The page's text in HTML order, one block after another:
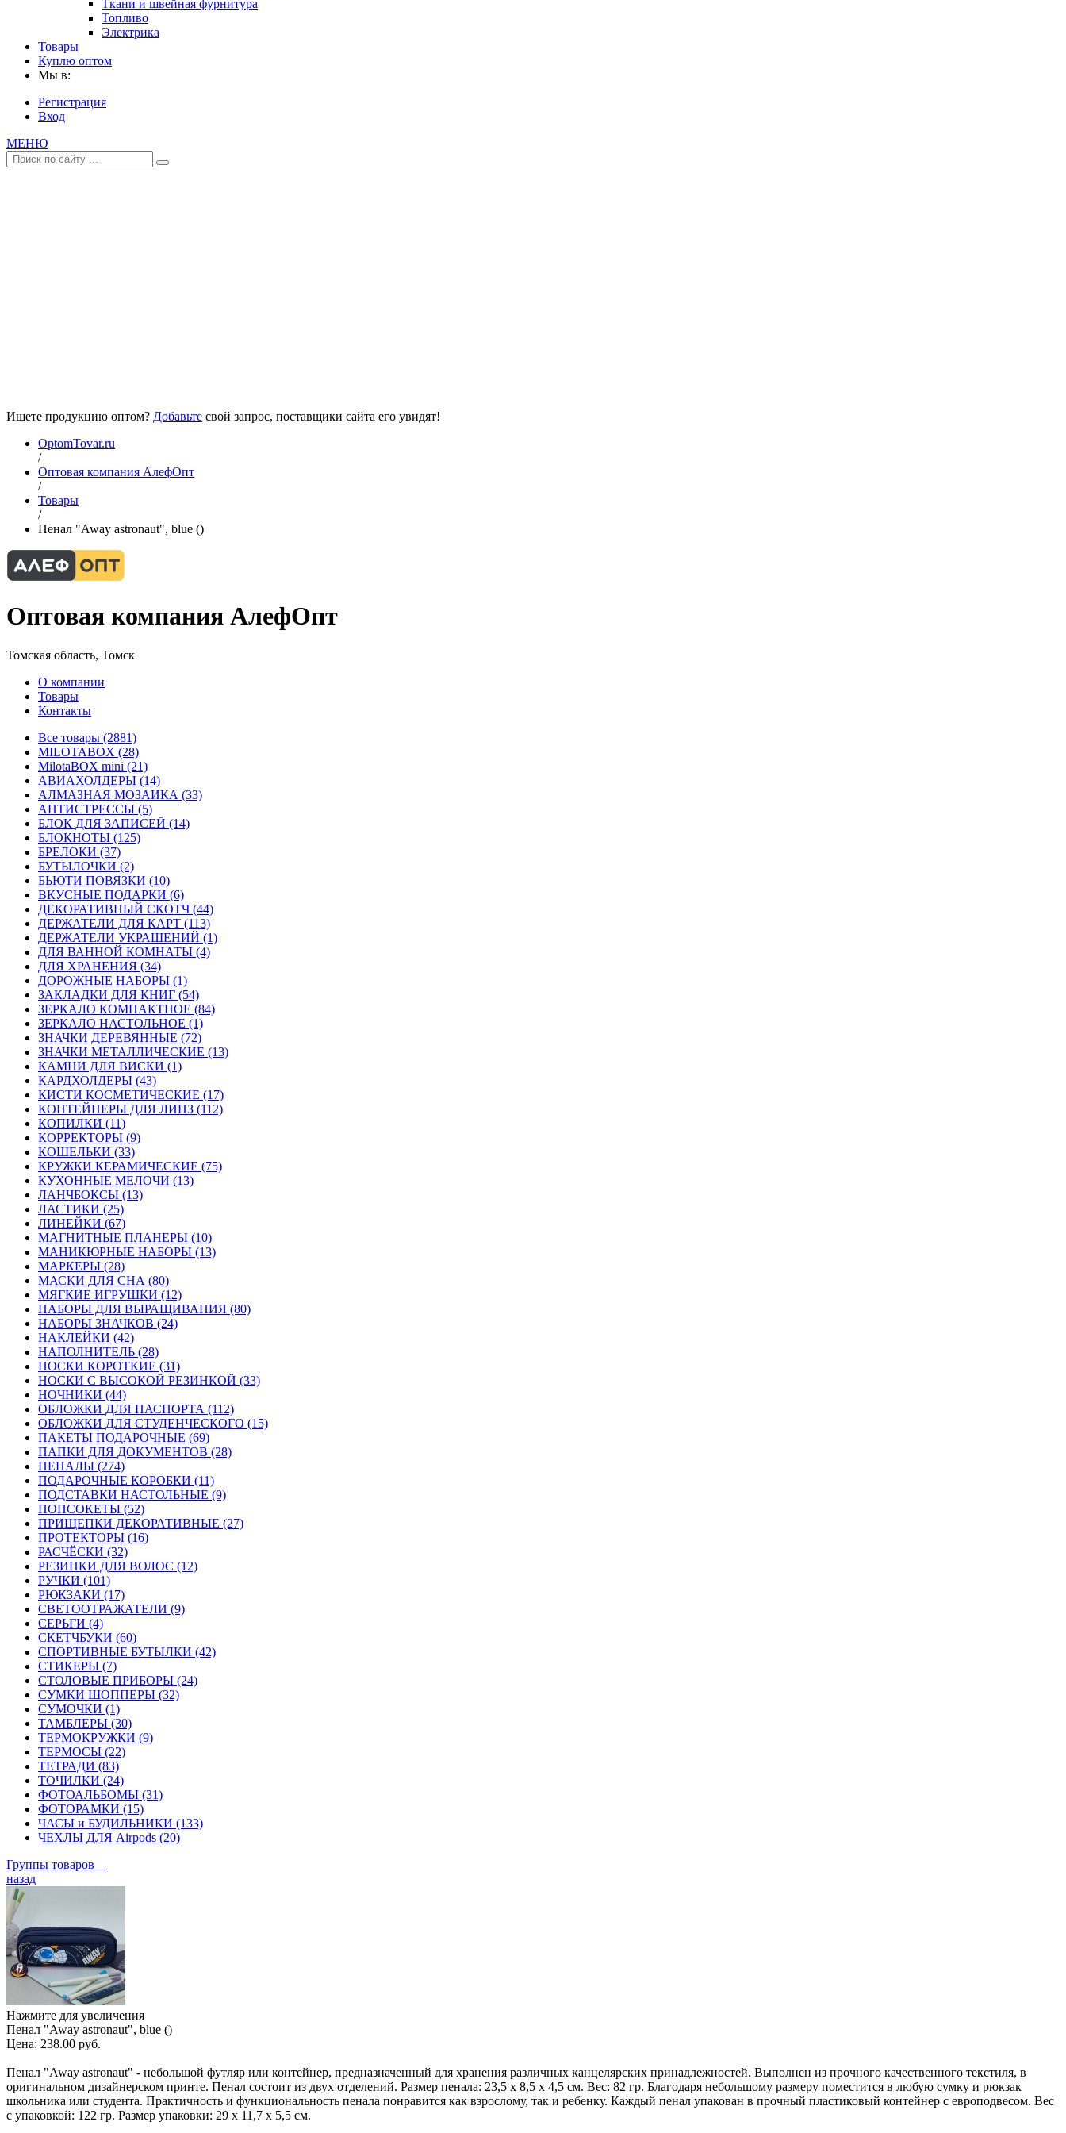
Ткани и швейная фурнитура
Топливо
Электрика
Товары
Куплю оптом
Мы в:
Регистрация
Вход
МЕНЮ
Ищете продукцию оптом? Добавьте свой запрос, поставщики сайта его увидят!
OptomTovar.ru
/
Оптовая компания АлефОпт
/
Товары
/
Пенал "Away astronaut", blue ()
Оптовая компания АлефОпт
Томская область, Томск
О компании
Товары
Контакты
Все товары (2881)
MILOTABOX (28)
MilotaBOX mini (21)
АВИАХОЛДЕРЫ (14)
АЛМАЗНАЯ МОЗАИКА (33)
АНТИСТРЕССЫ (5)
БЛОК ДЛЯ ЗАПИСЕЙ (14)
БЛОКНОТЫ (125)
БРЕЛОКИ (37)
БУТЫЛОЧКИ (2)
БЬЮТИ ПОВЯЗКИ (10)
ВКУСНЫЕ ПОДАРКИ (6)
ДЕКОРАТИВНЫЙ СКОТЧ (44)
ДЕРЖАТЕЛИ ДЛЯ КАРТ (113)
ДЕРЖАТЕЛИ УКРАШЕНИЙ (1)
ДЛЯ ВАННОЙ КОМНАТЫ (4)
ДЛЯ ХРАНЕНИЯ (34)
ДОРОЖНЫЕ НАБОРЫ (1)
ЗАКЛАДКИ ДЛЯ КНИГ (54)
ЗЕРКАЛО КОМПАКТНОЕ (84)
ЗЕРКАЛО НАСТОЛЬНОЕ (1)
ЗНАЧКИ ДЕРЕВЯННЫЕ (72)
ЗНАЧКИ МЕТАЛЛИЧЕСКИЕ (13)
КАМНИ ДЛЯ ВИСКИ (1)
КАРДХОЛДЕРЫ (43)
КИСТИ КОСМЕТИЧЕСКИЕ (17)
КОНТЕЙНЕРЫ ДЛЯ ЛИНЗ (112)
КОПИЛКИ (11)
КОРРЕКТОРЫ (9)
КОШЕЛЬКИ (33)
КРУЖКИ КЕРАМИЧЕСКИЕ (75)
КУХОННЫЕ МЕЛОЧИ (13)
ЛАНЧБОКСЫ (13)
ЛАСТИКИ (25)
ЛИНЕЙКИ (67)
МАГНИТНЫЕ ПЛАНЕРЫ (10)
МАНИКЮРНЫЕ НАБОРЫ (13)
МАРКЕРЫ (28)
МАСКИ ДЛЯ СНА (80)
МЯГКИЕ ИГРУШКИ (12)
НАБОРЫ ДЛЯ ВЫРАЩИВАНИЯ (80)
НАБОРЫ ЗНАЧКОВ (24)
НАКЛЕЙКИ (42)
НАПОЛНИТЕЛЬ (28)
НОСКИ КОРОТКИЕ (31)
НОСКИ С ВЫСОКОЙ РЕЗИНКОЙ (33)
НОЧНИКИ (44)
ОБЛОЖКИ ДЛЯ ПАСПОРТА (112)
ОБЛОЖКИ ДЛЯ СТУДЕНЧЕСКОГО (15)
ПАКЕТЫ ПОДАРОЧНЫЕ (69)
ПАПКИ ДЛЯ ДОКУМЕНТОВ (28)
ПЕНАЛЫ (274)
ПОДАРОЧНЫЕ КОРОБКИ (11)
ПОДСТАВКИ НАСТОЛЬНЫЕ (9)
ПОПСОКЕТЫ (52)
ПРИЩЕПКИ ДЕКОРАТИВНЫЕ (27)
ПРОТЕКТОРЫ (16)
РАСЧЁСКИ (32)
РЕЗИНКИ ДЛЯ ВОЛОС (12)
РУЧКИ (101)
РЮКЗАКИ (17)
СВЕТООТРАЖАТЕЛИ (9)
СЕРЬГИ (4)
СКЕТЧБУКИ (60)
СПОРТИВНЫЕ БУТЫЛКИ (42)
СТИКЕРЫ (7)
СТОЛОВЫЕ ПРИБОРЫ (24)
СУМКИ ШОППЕРЫ (32)
СУМОЧКИ (1)
ТАМБЛЕРЫ (30)
ТЕРМОКРУЖКИ (9)
ТЕРМОСЫ (22)
ТЕТРАДИ (83)
ТОЧИЛКИ (24)
ФОТОАЛЬБОМЫ (31)
ФОТОРАМКИ (15)
ЧАСЫ и БУДИЛЬНИКИ (133)
ЧЕХЛЫ ДЛЯ Airpods (20)
Группы товаров
назад
Нажмите для увеличения
Пенал "Away astronaut", blue ()
Цена: 238.00 руб.
Пенал "Away astronaut" - небольшой футляр или контейнер, предназначенный для хранения различных канцелярских принадлежностей. Выполнен из прочного качественного текстиля, в
оригинальном дизайнерском принте. Пенал состоит из двух отделений. Размер пенала: 23,5 х 8,5 х 4,5 см. Вес: 82 гр. Благодаря небольшому размеру поместится в любую сумку и рюкзак
школьника или студента. Практичность и функциональность пенала понравится как взрослому, так и ребенку. Каждый пенал упакован в прочный пластиковый контейнер с европодвесом. Вес
с упаковкой: 122 гр. Размер упаковки: 29 х 11,7 х 5,5 см.